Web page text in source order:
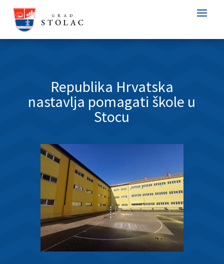
Republika Hrvatska
nastavlja pomagati škole u
Stocu